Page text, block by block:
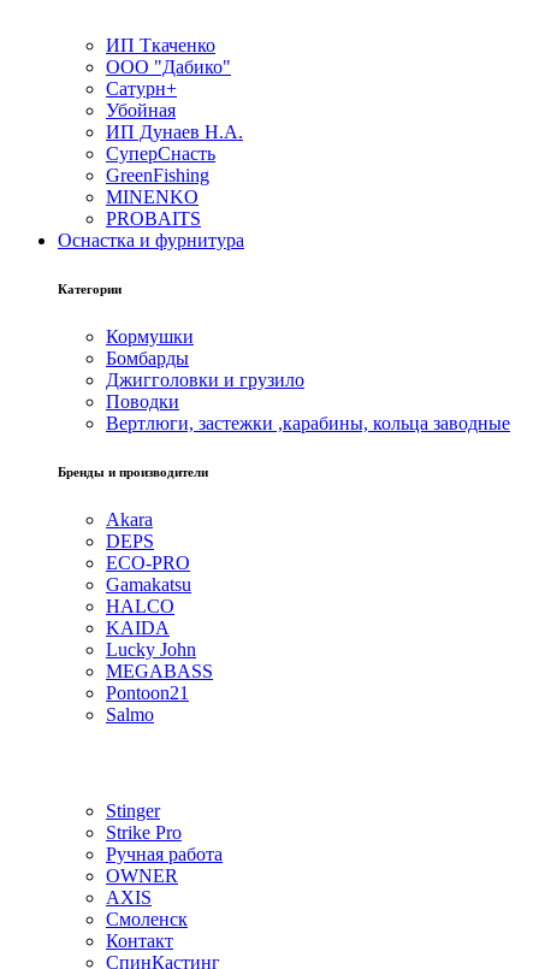
ИП Ткаченко
ООО "Дабико"
Сатурн+
Убойная
ИП Дунаев Н.А.
СуперСнасть
GreenFishing
MINENKO
PROBAITS
Оснастка и фурнитура
Категории
Кормушки
Бомбарды
Джигголовки и грузило
Поводки
Вертлюги, застежки ,карабины, кольца заводные
Бренды и производители
Akara
DEPS
ECO-PRO
Gamakatsu
HALCO
KAIDA
Lucky John
MEGABASS
Pontoon21
Salmo
Stinger
Strike Pro
Ручная работа
OWNER
AXIS
Смоленск
Контакт
СпинКастинг